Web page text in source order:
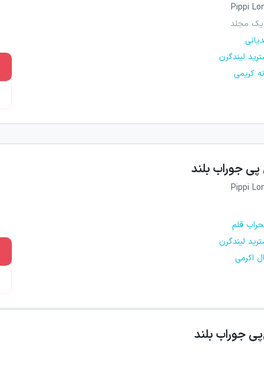
Pippi
مجلد
لیندگرن
کریمی
جوراب بلند
Pippi
قلم
لیندگرن
اکرمی
جوراب بلند